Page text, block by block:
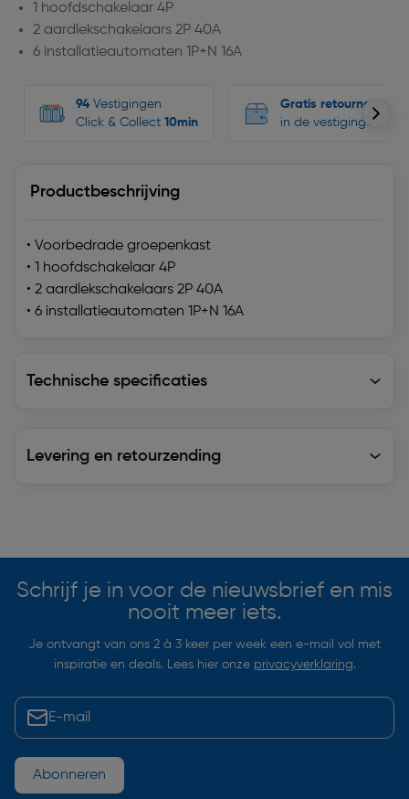
1 hoofdschakelaar 4P
2 aardlekschakelaars 2P 40A
6 installatieautomaten 1P+N 16A
94 Vestigingen
Click & Collect 10min
Gratis retourneren
in de vestigingen
Productbeschrijving
• Voorbedrade groepenkast
• 1 hoofdschakelaar 4P
• 2 aardlekschakelaars 2P 40A
• 6 installatieautomaten 1P+N 16A
Technische specificaties
Levering en retourzending
Schrijf je in voor de nieuwsbrief en mis
nooit meer iets.
Je ontvangt van ons 2 à 3 keer per week een e-mail vol met
inspiratie en deals. Lees hier onze privacyverklaring.
Abonneren